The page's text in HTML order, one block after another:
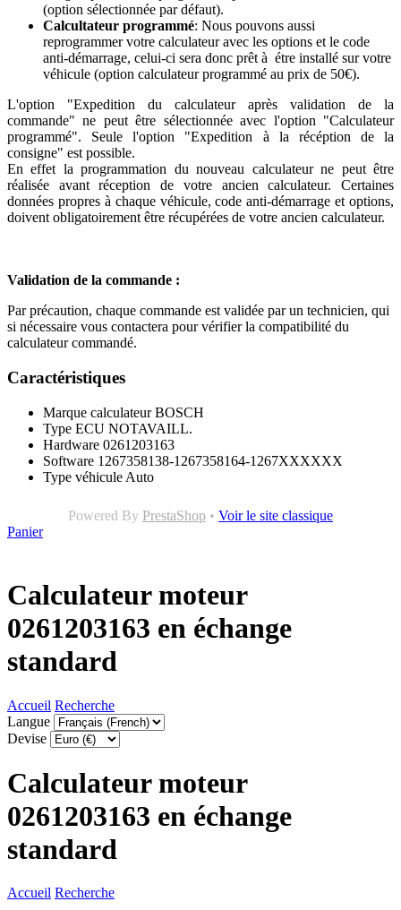
(option sélectionnée par défaut).
Calcultateur programmé: Nous pouvons aussi
reprogrammer votre calculateur avec les options et le code
anti-démarrage, celui-ci sera donc prêt à étre installé sur votre
véhicule (option calculateur programmé au prix de 50€).
L'option "Expedition du calculateur après validation de la
commande" ne peut être sélectionnée avec l'option "Calculateur
programmé". Seule l'option "Expedition à la récéption de la
consigne" est possible.
En effet la programmation du nouveau calculateur ne peut être
réalisée avant réception de votre ancien calculateur. Certaines
données propres à chaque véhicule, code anti-démarrage et options,
doivent obligatoirement être récupérées de votre ancien calculateur.
Validation de la commande :
Par précaution, chaque commande est validée par un technicien, qui
si nécessaire vous contactera pour vérifier la compatibilité du
calculateur commandé.
Caractéristiques
Marque calculateur BOSCH
Type ECU NOTAVAILL.
Hardware 0261203163
Software 1267358138-1267358164-1267XXXXXX
Type véhicule Auto
Powered By PrestaShop • Voir le site classique
Panier
Calculateur moteur
0261203163 en échange
standard
Accueil Recherche
Langue
Devise
Calculateur moteur
0261203163 en échange
standard
Accueil Recherche